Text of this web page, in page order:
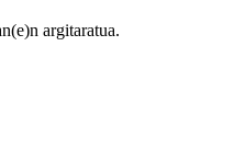
argitaratua.